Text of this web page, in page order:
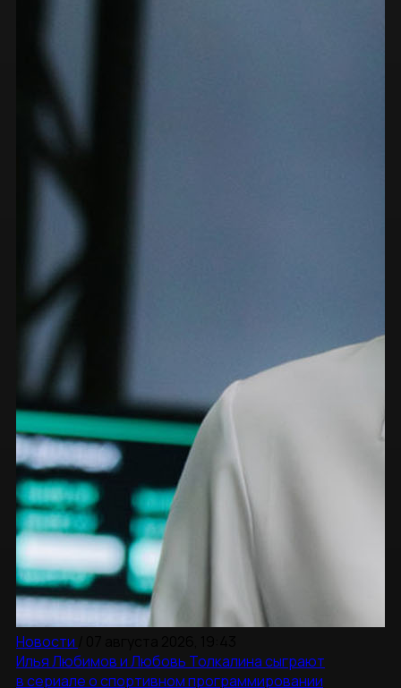
Новости
Илья Любимов и Любовь Толкалина сыграют
в сериале о спортивном программировании